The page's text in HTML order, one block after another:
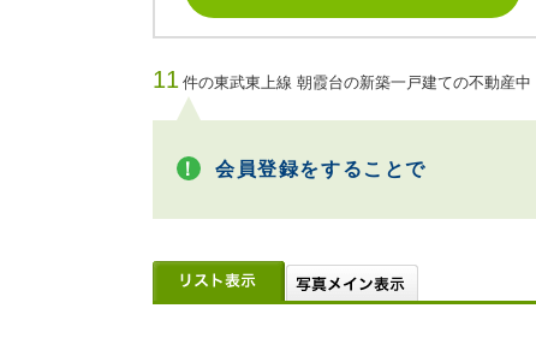
11 件の東武東上線 朝霞台の新築一戸建ての不動産中
会員登録をすることで